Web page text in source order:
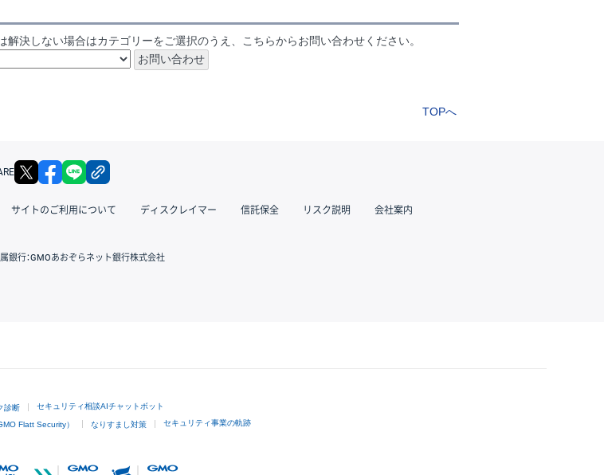
解決しない場合はカテゴリーをご選択のうえ、こちらからお問い合わせください。
TOPへ
X facebook
サイトのご利用について ディスクレイマー 信託保全 リスク説明 会社案内
銀行：GMOあおぞらネット銀行株式会社
診断 セキュリティ相談AIチャットボット
Flatt Security） なりすまし対策 セキュリティ事業の軌跡